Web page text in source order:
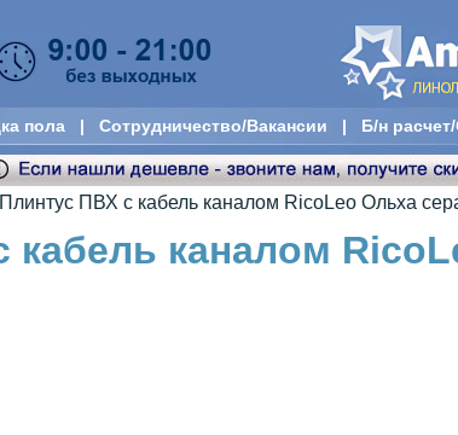
пола | Сотрудничество/Вакансии | Б/н
Плинтус ПВХ с кабель каналом RicoLeo Ольха
кабель каналом